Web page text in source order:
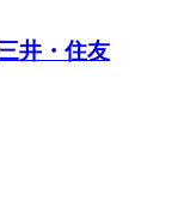
井・住友